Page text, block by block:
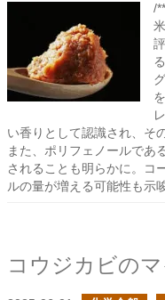
/**
い香りとして認識され、そ
また、ポリフェノールであ
されることも明らかに。コ
ルの量が増える可能性も示